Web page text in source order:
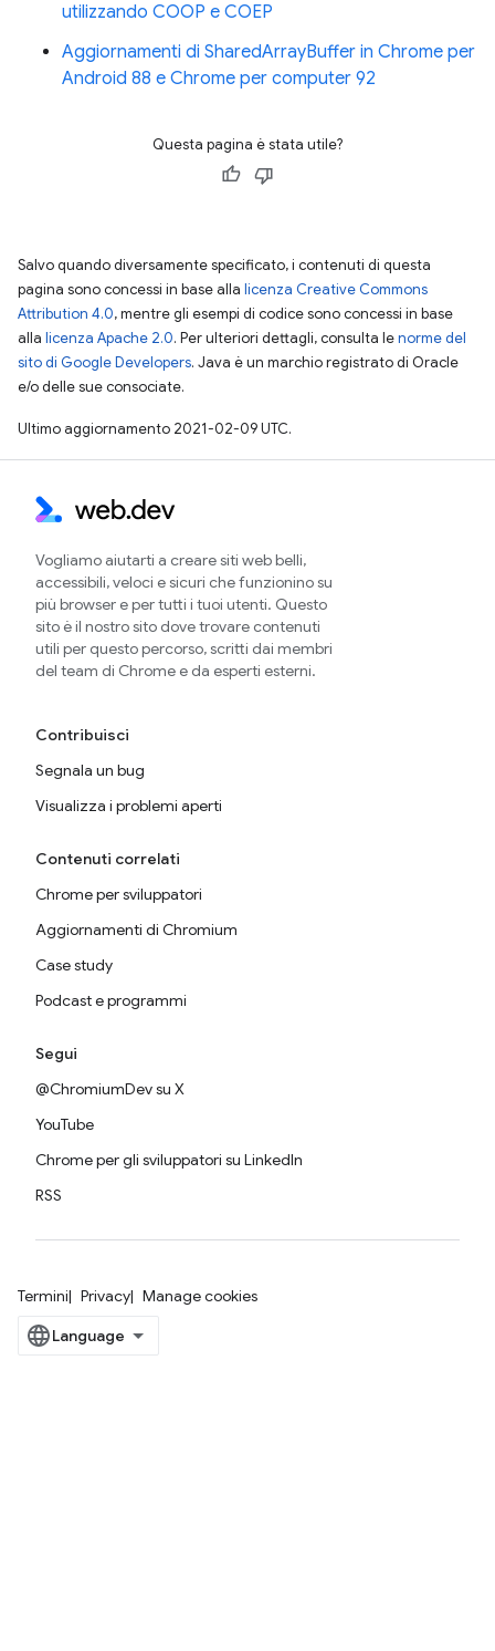
utilizzando COOP e COEP
Aggiornamenti di SharedArrayBuffer in Chrome per
Android 88 e Chrome per computer 92
Questa pagina è stata utile?
Salvo quando diversamente specificato, i contenuti di questa
pagina sono concessi in base alla licenza Creative Commons
Attribution 4.0, mentre gli esempi di codice sono concessi in base
alla licenza Apache 2.0. Per ulteriori dettagli, consulta lenorme del
sito di Google Developers. Java è un marchio registrato di Oracle
e/o delle sue consociate.
Ultimo aggiornamento 2021-02-09 UTC.
Vogliamo aiutarti a creare siti web belli,
accessibili, veloci e sicuri che funzionino su
più browser e per tutti i tuoi utenti. Questo
sito è il nostro sito dove trovare contenuti
utili per questo percorso, scritti dai membri
del team di Chrome e da esperti esterni.
Contribuisci
Segnala un bug
Visualizza i problemi aperti
Contenuti correlati
Chrome per sviluppatori
Aggiornamenti di Chromium
Case study
Podcast e programmi
Segui
@ChromiumDev su X
YouTube
Chrome per gli sviluppatori su LinkedIn
RSS
Termini Privacy Manage cookies